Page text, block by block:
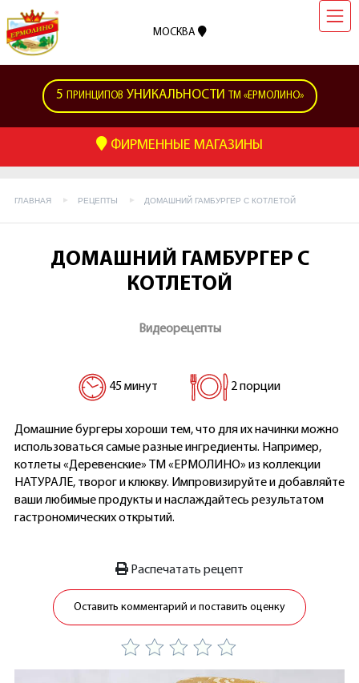
МОСКВА
5 ПРИНЦИПОВ УНИКАЛЬНОСТИ ТМ «ЕРМОЛИНО»
ФИРМЕННЫЕ МАГАЗИНЫ
ГЛАВНАЯ РЕЦЕПТЫ ДОМАШНИЙ ГАМБУРГЕР С КОТЛЕТОЙ
ДОМАШНИЙ ГАМБУРГЕР С
КОТЛЕТОЙ
Видеорецепты
45 минут 2 порции
Домашние бургеры хороши тем, что для их начинки можно
использоваться самые разные ингредиенты. Например,
котлеты «Деревенские» ТМ «ЕРМОЛИНО» из коллекции
НАТУРАЛЕ, творог и клюкву. Импровизируйте и добавляйте
ваши любимые продукты и наслаждайтесь результатом
гастрономических открытий.
Распечатать рецепт
Оставить комментарий и поставить оценку